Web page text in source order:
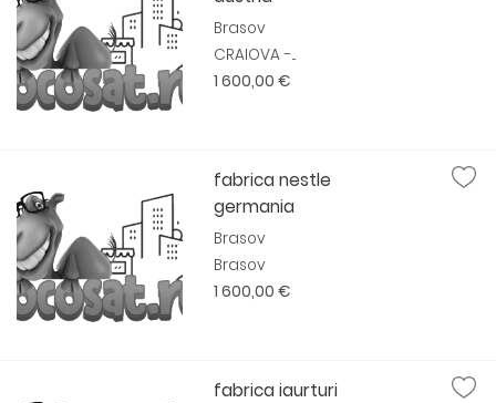
Brasov
CRAIOVA -...
1 600,00 €
fabrica nestle
germania
Brasov
Brasov
1 600,00 €
fabrica iaurturi